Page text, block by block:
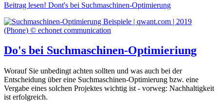
Beitrag lesen! Dont's bei Suchmaschinen-Optimierung
Do's bei Suchmaschinen-Optimieriung
Worauf Sie unbedingt achten sollten und was auch bei der
Entscheidung über eine Suchmaschinen-Optimierung bzw. eine
Vergabe eines solchen Projektes wichtig ist - vorweg: Nachhaltigkeit
ist erfolgreich.